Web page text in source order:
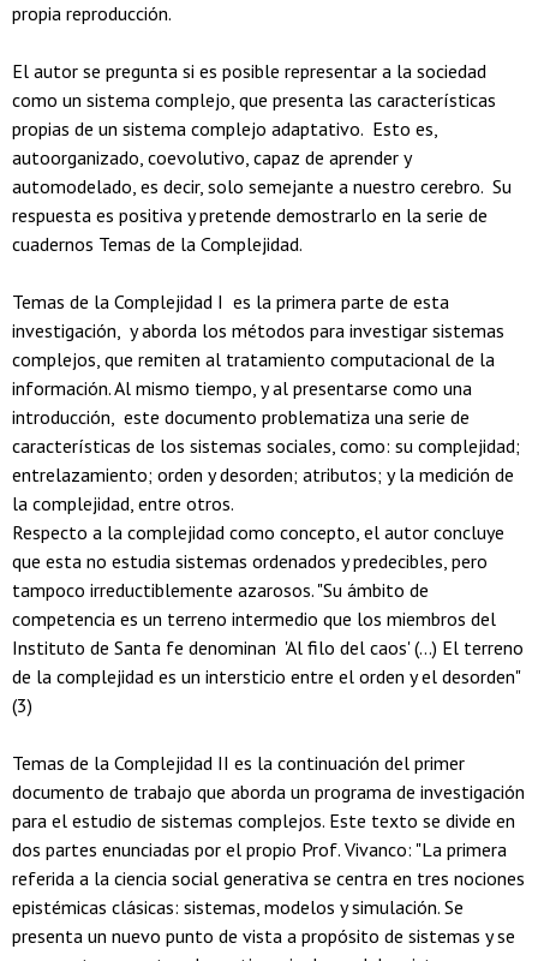
propia reproducción.
El autor se pregunta si es posible representar a la sociedad
como un sistema complejo, que presenta las características
propias de un sistema complejo adaptativo. Esto es,
autoorganizado, coevolutivo, capaz de aprender y
automodelado, es decir, solo semejante a nuestro cerebro. Su
respuesta es positiva y pretende demostrarlo en la serie de
cuadernos Temas de la Complejidad.
Temas de la Complejidad I es la primera parte de esta
investigación, y aborda los métodos para investigar sistemas
complejos, que remiten al tratamiento computacional de la
información. Al mismo tiempo, y al presentarse como una
introducción, este documento problematiza una serie de
características de los sistemas sociales, como: su complejidad;
entrelazamiento; orden y desorden; atributos; y la medición de
la complejidad, entre otros.
Respecto a la complejidad como concepto, el autor concluye
que esta no estudia sistemas ordenados y predecibles, pero
tampoco irreductiblemente azarosos. "Su ámbito de
competencia es un terreno intermedio que los miembros del
Instituto de Santa fe denominan 'Al filo del caos' (...) El terreno
de la complejidad es un intersticio entre el orden y el desorden"
(3)
Temas de la Complejidad II es la continuación del primer
documento de trabajo que aborda un programa de investigación
para el estudio de sistemas complejos. Este texto se divide en
dos partes enunciadas por el propio Prof. Vivanco: "La primera
referida a la ciencia social generativa se centra en tres nociones
epistémicas clásicas: sistemas, modelos y simulación. Se
presenta un nuevo punto de vista a propósito de sistemas y se